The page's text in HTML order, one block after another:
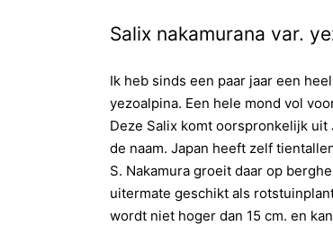
Salix nakamurana var.
Ik heb sinds een paar jaar een
yezoalpina. Een hele mond vol
Deze Salix komt oorspronkelijk
de naam. Japan heeft zelf
S. Nakamura groeit daar op
uitermate geschikt als
wordt niet hoger dan 15 cm. en